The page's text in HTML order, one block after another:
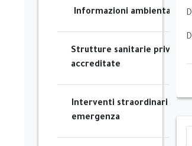
Informazioni ambientali
Strutture sanitarie private
accreditate
Interventi straordinari e di
emergenza